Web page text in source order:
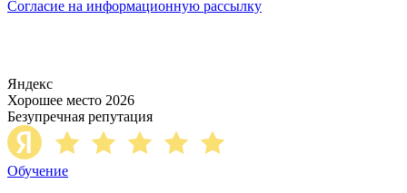
Согласие на информационную рассылку
Яндекс
Хорошее место 2026
Безупречная репутация
Обучение